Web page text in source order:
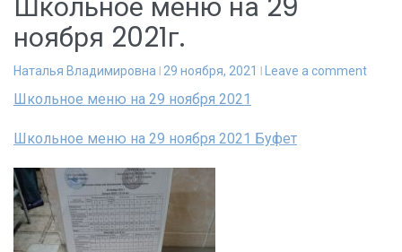
ноября 2021г.
Наталья Владимировна 29 ноября, 2021 Leave a comment
Школьное меню на 29 ноября 2021
Школьное меню на 29 ноября 2021 Буфет